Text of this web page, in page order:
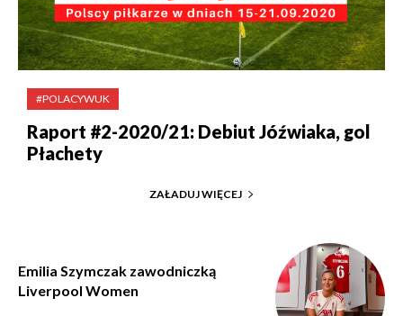
#POLACYWUK
Raport #2-2020/21: Debiut Jóźwiaka, gol
Płachety
ZAŁADUJ WIĘCEJ
Emilia Szymczak zawodniczką
Liverpool Women